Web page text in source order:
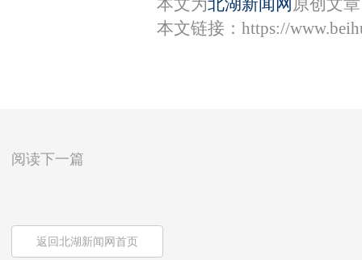
本文为北湖新闻网 原创文
本文链接： https://
阅读下一篇
返回北湖新闻网首页